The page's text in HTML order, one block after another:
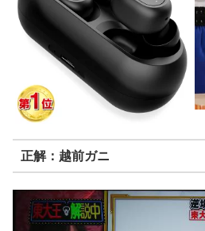
正解：越前ガニ